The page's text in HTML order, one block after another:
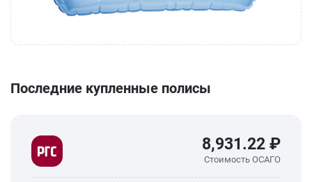
Последние купленные полисы
8,931.22 ₽
Стоимость ОСАГО